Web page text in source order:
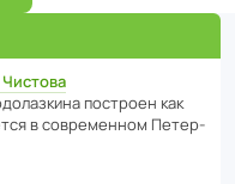
пост­роен как
в совре­менном Пете­р­